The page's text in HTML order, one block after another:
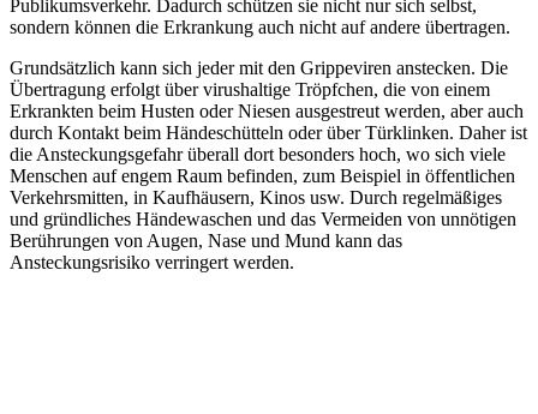
Publikumsverkehr. Dadurch schützen sie nicht nur sich selbst,
sondern können die Erkrankung auch nicht auf andere übertragen.
Grundsätzlich kann sich jeder mit den Grippeviren anstecken. Die
Übertragung erfolgt über virushaltige Tröpfchen, die von einem
Erkrankten beim Husten oder Niesen ausgestreut werden, aber auch
durch Kontakt beim Händeschütteln oder über Türklinken. Daher ist
die Ansteckungsgefahr überall dort besonders hoch, wo sich viele
Menschen auf engem Raum befinden, zum Beispiel in öffentlichen
Verkehrsmitten, in Kaufhäusern, Kinos usw. Durch regelmäßiges
und gründliches Händewaschen und das Vermeiden von unnötigen
Berührungen von Augen, Nase und Mund kann das
Ansteckungsrisiko verringert werden.